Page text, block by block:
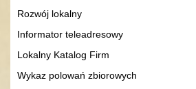
Rozwój lokalny
Informator teleadresowy
Lokalny Katalog Firm
Wykaz polowań zbiorowych